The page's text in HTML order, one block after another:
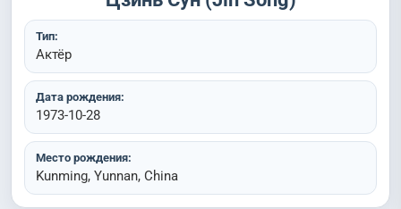
Тип:
Актёр
Дата рождения:
1973-10-28
Место рождения:
Kunming, Yunnan, China